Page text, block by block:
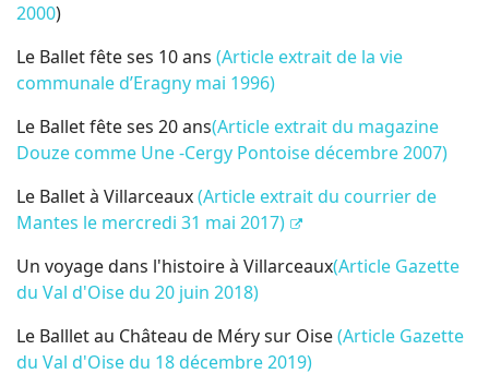
2000)
Le Ballet fête ses 10 ans (Article extrait de la vie
communale d’Eragny mai 1996)
Le Ballet fête ses 20 ans(Article extrait du magazine
Douze comme Une -Cergy Pontoise décembre 2007)
Le Ballet à Villarceaux(Article extrait du courrier de
Mantes le mercredi 31 mai 2017)
Un voyage dans l'histoire à Villarceaux(Article Gazette
du Val d'Oise du 20 juin 2018)
Le Balllet au Château de Méry sur Oise(Article Gazette
du Val d'Oise du 18 décembre 2019)